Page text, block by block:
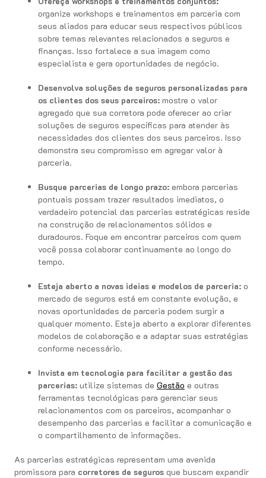
organize workshops e treinamentos em parceria com
seus aliados para educar seus respectivos públicos
sobre temas relevantes relacionados a seguros e
finanças. Isso fortalece a sua imagem como
especialista e gera oportunidades de negócio.
Desenvolva soluções de seguros personalizadas para
os clientes dos seus parceiros: mostre o valor
agregado que sua corretora pode oferecer ao criar
soluções de seguros específicas para atender às
necessidades dos clientes dos seus parceiros. Isso
demonstra seu compromisso em agregar valor à
parceria.
Busque parcerias de longo prazo: embora parcerias
pontuais possam trazer resultados imediatos, o
verdadeiro potencial das parcerias estratégicas reside
na construção de relacionamentos sólidos e
duradouros. Foque em encontrar parceiros com quem
você possa colaborar continuamente ao longo do
tempo.
Esteja aberto a novas ideias e modelos de parceria: o
mercado de seguros está em constante evolução, e
novas oportunidades de parceria podem surgir a
qualquer momento. Esteja aberto a explorar diferentes
modelos de colaboração e a adaptar suas estratégias
conforme necessário.
Invista em tecnologia para facilitar a gestão das
parcerias: utilize sistemas de Gestão e outras
ferramentas tecnológicas para gerenciar seus
relacionamentos com os parceiros, acompanhar o
desempenho das parcerias e facilitar a comunicação e
o compartilhamento de informações.
As parcerias estratégicas representam uma avenida
promissora para corretores de seguros que buscam expandir